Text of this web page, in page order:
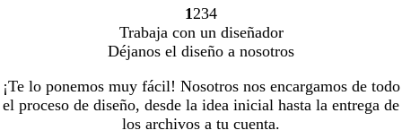
Ir
a
la
página
1 Ir
a
la
2 Ir
a
la
3Ir
a
la
4
Trabaja con un diseñador
Déjanos el diseño a nosotros
¡Te lo ponemos muy fácil! Nosotros nos encargamos de todo
el proceso de diseño, desde la idea inicial hasta la entrega de
los archivos a tu cuenta.